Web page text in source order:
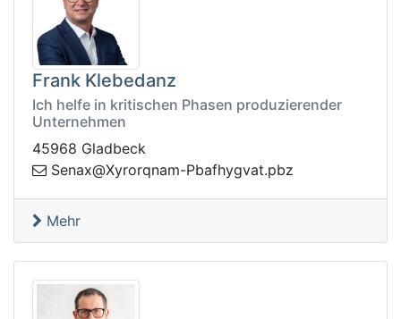
Frank Klebedanz
Ich helfe in kritischen Phasen produzierender
Unternehmen
45968 Gladbeck
z
bp.tavgyhfabP-manqroryX@xaneS
Mehr